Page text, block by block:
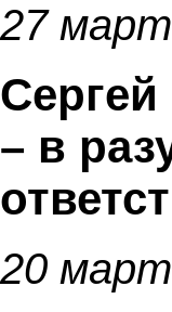
27
Сергей
– в
20